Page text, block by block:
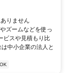
りません
ズームなどを使っ
ビスや見積もり比
中小企業の法人と